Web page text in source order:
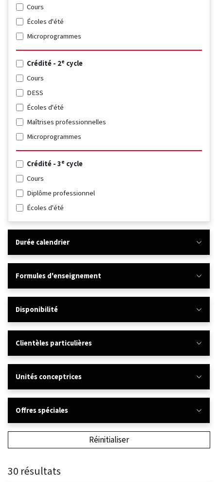
Cours
Écoles d'été
Microprogrammes
Crédité - 2e cycle
Cours
DESS
Écoles d'été
Maîtrises professionnelles
Microprogrammes
Crédité - 3e cycle
Cours
Diplôme professionnel
Écoles d'été
Durée calendrier
Formules d'enseignement
Disponibilité
Clientèles particulières
Unités conceptrices
Offres spéciales
Réinitialiser
30 résultats